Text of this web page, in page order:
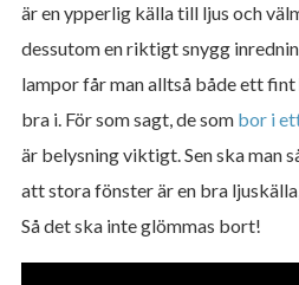
är en ypperlig källa till ljus och
dessutom en riktigt snygg
lampor får man alltså både ett
bra i. För som sagt, de som bor i
är belysning viktigt. Sen ska man
att stora fönster är en bra
Så det ska inte glömmas bort!